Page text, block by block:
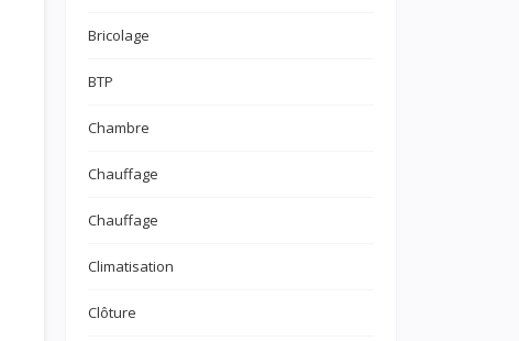
Bricolage
BTP
Chambre
Chauffage
Chauffage
Climatisation
Clôture